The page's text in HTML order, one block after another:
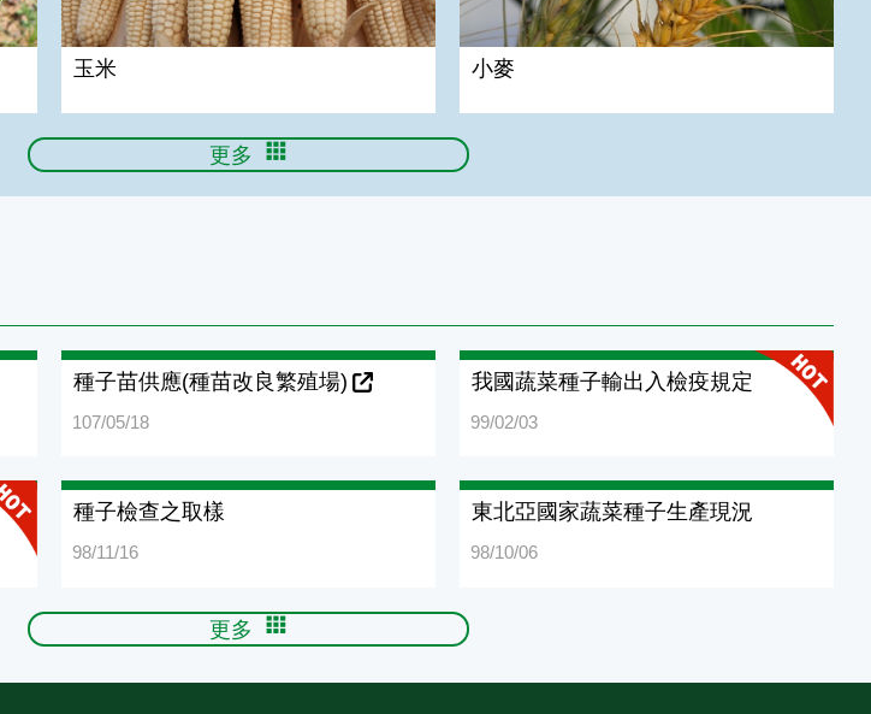
玉米 小麥
更多
種子苗供應(種苗改良繁殖場)
107/05/18
我國蔬菜種子輸出入檢疫規定
99/02/03
種子檢查之取樣
98/11/16
東北亞國家蔬菜種子生產現況
98/10/06
更多